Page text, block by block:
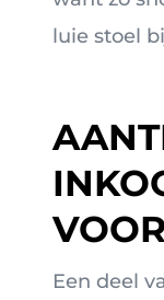
luie stoel
Een deel